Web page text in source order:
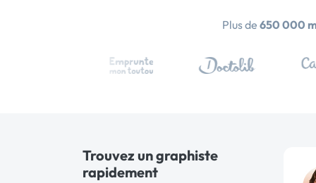
Plus de 650 000
Trouvez un graphiste
rapidement